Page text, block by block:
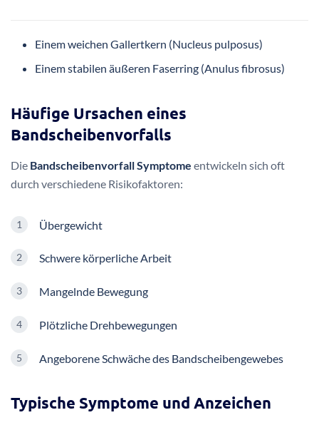
Einem weichen Gallertkern (Nucleus pulposus)
Einem stabilen äußeren Faserring (Anulus fibrosus)
Häufige Ursachen eines
Bandscheibenvorfalls
Die Bandscheibenvorfall Symptome entwickeln sich oft
durch verschiedene Risikofaktoren:
Übergewicht
Schwere körperliche Arbeit
Mangelnde Bewegung
Plötzliche Drehbewegungen
Angeborene Schwäche des Bandscheibengewebes
Typische Symptome und Anzeichen